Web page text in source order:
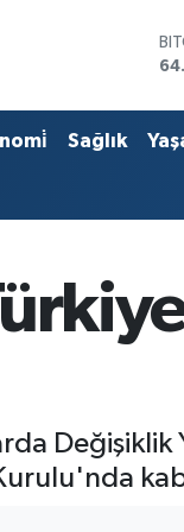
Sağlık
Değişiklik